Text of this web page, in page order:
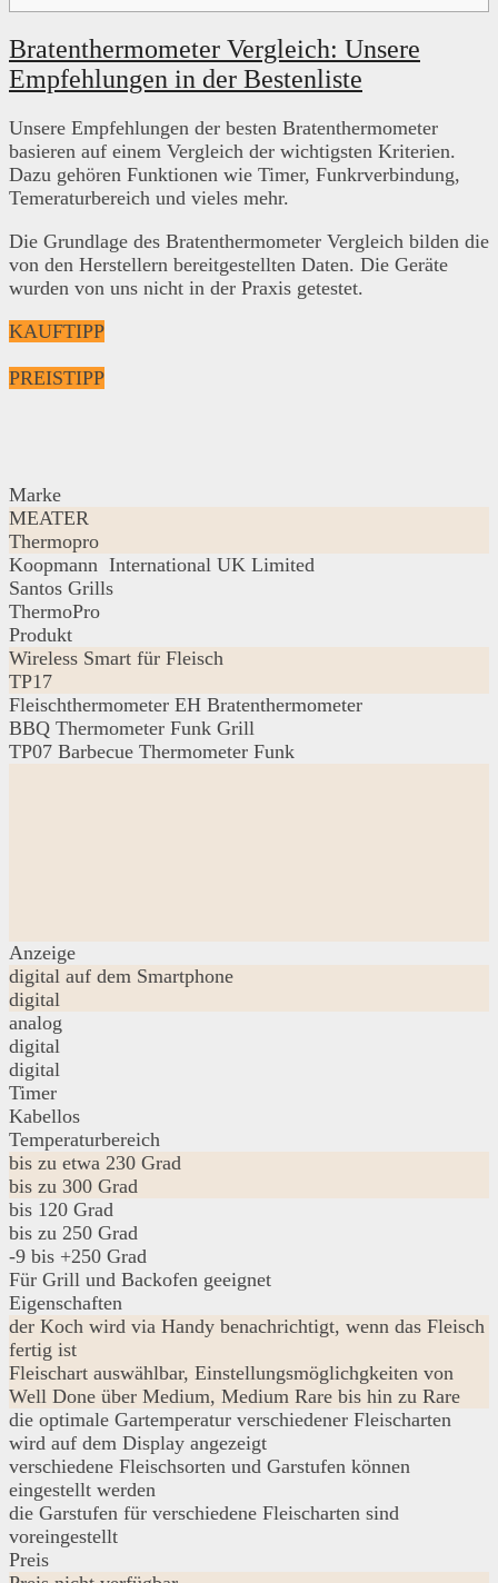
Bratenthermometer Vergleich: Unsere
Empfehlungen in der Bestenliste
Unsere Empfehlungen der besten Bratenthermometer
basieren auf einem Vergleich der wichtigsten Kriterien.
Dazu gehören Funktionen wie Timer, Funkrverbindung,
Temeraturbereich und vieles mehr.
Die Grundlage des Bratenthermometer Vergleich bilden die
von den Herstellern bereitgestellten Daten. Die Geräte
wurden von uns nicht in der Praxis getestet.
KAUFTIPP
PREISTIPP
Marke
MEATER
Thermopro
Koopmann International UK Limited
Santos Grills
ThermoPro
Produkt
Wireless Smart für Fleisch
TP17
Fleischthermometer EH Bratenthermometer
BBQ Thermometer Funk Grill
TP07 Barbecue Thermometer Funk
Anzeige
digital auf dem Smartphone
digital
analog
digital
digital
Timer
Kabellos
Temperaturbereich
bis zu etwa 230 Grad
bis zu 300 Grad
bis 120 Grad
bis zu 250 Grad
-9 bis +250 Grad
Für Grill und Backofen geeignet
Eigenschaften
der Koch wird via Handy benachrichtigt, wenn das Fleisch
fertig ist
Fleischart auswählbar, Einstellungsmöglichgkeiten von
Well Done über Medium, Medium Rare bis hin zu Rare
die optimale Gartemperatur verschiedener Fleischarten
wird auf dem Display angezeigt
verschiedene Fleischsorten und Garstufen können
eingestellt werden
die Garstufen für verschiedene Fleischarten sind
voreingestellt
Preis